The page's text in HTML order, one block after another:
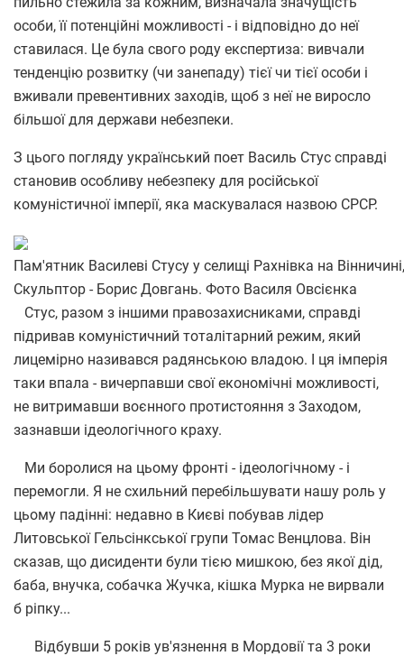
особи, її потенційні можливості - і відповідно до неї
ставилася. Це була свого роду експертиза: вивчали
тенденцію розвитку (чи занепаду) тієї чи тієї особи і
вживали превентивних заходів, щоб з неї не виросло
більшої для держави небезпеки.
З цього погляду український поет Василь Стус справді
становив особливу небезпеку для російської
комуністичної імперії, яка маскувалася назвою СРСР.
Пам'ятник Василеві Стусу у селищі Рахнівка на
Скульптор - Борис Довгань. Фото Василя Овсієнка
Стус, разом з іншими правозахисниками, справді
підривав комуністичний тоталітарний режим, який
лицемірно називався радянською владою. І ця імперія
таки впала - вичерпавши свої економічні можливості,
не витримавши воєнного протистояння з Заходом,
зазнавши ідеологічного краху.
Ми боролися на цьому фронті - ідеологічному - і
перемогли. Я не схильний перебільшувати нашу роль у
цьому падінні: недавно в Києві побував лідер
Литовської Гельсінкської групи Томас Венцлова. Він
сказав, що дисиденти були тією мишкою, без якої дід,
баба, внучка, собачка Жучка, кішка Мурка не вирвали
б ріпку...
Відбувши 5 років ув'язнення в Мордовії та 3 роки